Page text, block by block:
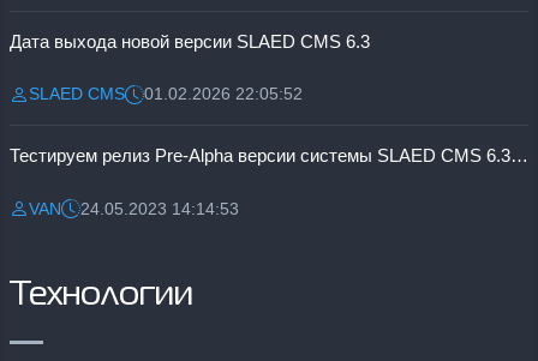
Дата выхода новой версии SLAED CMS 6.3
Разместил:
SLAED CMSДата:01.02.2026 22:05:52
Тестируем релиз Pre-Alpha версии системы SLAED CMS 6.3 Pro
Разместил:
VANДата:24.05.2023 14:14:53
Технологии